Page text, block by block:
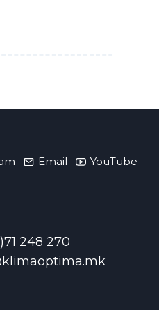
Email YouTube
248 270